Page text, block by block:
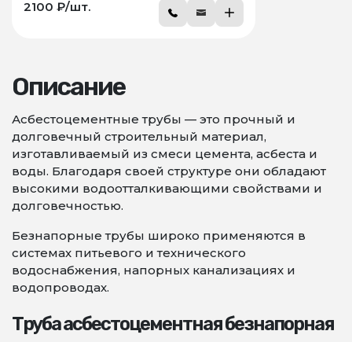
2100 ₽/шт.
Описание
Асбестоцементные трубы — это прочный и
долговечный строительный материал,
изготавливаемый из смеси цемента, асбеста и
воды. Благодаря своей структуре они обладают
высокими водоотталкивающими свойствами и
долговечностью.
Безнапорные трубы широко применяются в
системах питьевого и технического
водоснабжения, напорных канализациях и
водопроводах.
Труба асбестоцементная безнапорная